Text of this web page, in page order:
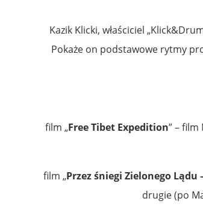
Kazik Klicki, właściciel
Pokaże on podstawowe rytmy
film „Free Tibet Expedition” –
film „Przez śniegi Zielonego Lądu
drugie (po